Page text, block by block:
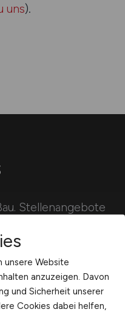
uns).
Stellenangebote
unsere Website
anzuzeigen. Davon
und Sicherheit unserer
Cookies dabei helfen,